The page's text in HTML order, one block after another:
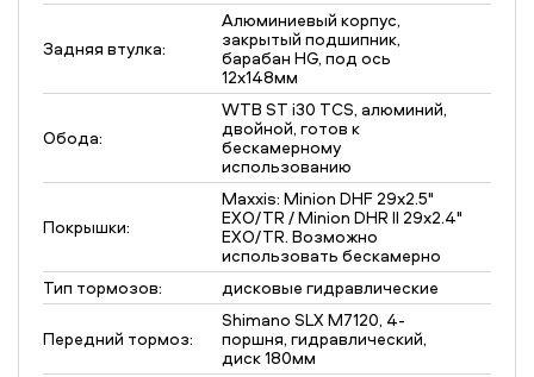
Задняя втулка:
Алюминиевый корпус,
закрытый подшипник,
барабан HG, под ось
12x148мм
Обода:
WTB ST i30 TCS, алюминий,
двойной, готов к
бескамерному
использованию
Покрышки:
Maxxis: Minion DHF 29x2.5"
EXO/TR / Minion DHR II 29x2.4"
EXO/TR. Возможно
использовать бескамерно
Тип тормозов:
дисковые гидравлические
Передний тормоз:
Shimano SLX M7120, 4-
поршня, гидравлический,
диск 180мм